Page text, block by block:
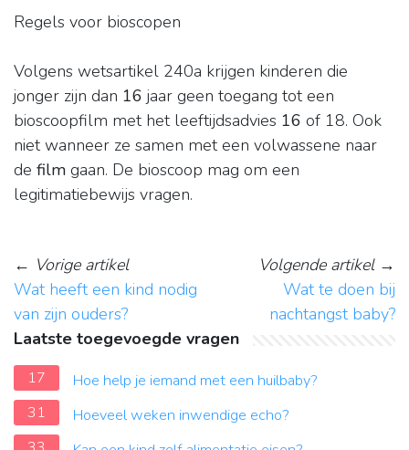
Regels voor bioscopen
Volgens wetsartikel 240a krijgen kinderen die
jonger zijn dan 16 jaar geen toegang tot een
bioscoopfilm met het leeftijdsadvies 16 of 18. Ook
niet wanneer ze samen met een volwassene naar
de film gaan. De bioscoop mag om een
legitimatiebewijs vragen.
← Vorige artikel
Wat heeft een kind nodig
van zijn ouders?
Volgende artikel→
Wat te doen bij
nachtangst baby?
Laatste toegevoegde vragen
17
Hoe help je iemand met een huilbaby?
31
Hoeveel weken inwendige echo?